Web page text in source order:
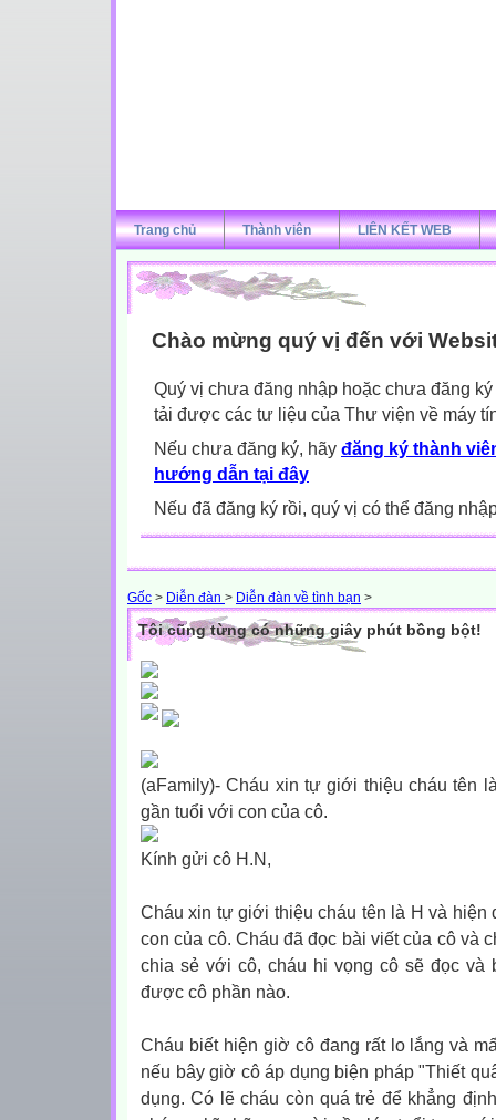
Trang chủ Thành viên LIÊN KẾT WEB
Chào mừng quý vị đến với
Quý vị chưa đăng nhập hoặc chưa đăng
tải được các tư liệu của Thư viện về máy
Nếu chưa đăng ký, hãy đăng ký thành
hướng dẫn tại đây
Nếu đã đăng ký rồi, quý vị có thể đăng
Gốc > Diễn đàn > Diễn đàn về tình bạn >
Tôi cũng từng có những giây phút bồng bột!
(aFamily)- Cháu xin tự giới thiệu cháu tên
gần tuổi với con của cô.
Kính gửi cô H.N,
Cháu xin tự giới thiệu cháu tên là H và hiện
con của cô. Cháu đã đọc bài viết của cô và
chia sẻ với cô, cháu hi vọng cô sẽ đọc và
được cô phần nào.
Cháu biết hiện giờ cô đang rất lo lắng và
nếu bây giờ cô áp dụng biện pháp "Thiết
dụng. Có lẽ cháu còn quá trẻ để khẳng